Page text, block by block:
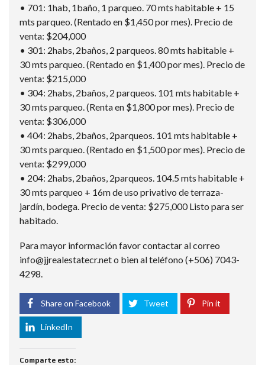
• 701: 1hab, 1baño, 1 parqueo. 70 mts habitable + 15
mts parqueo. (Rentado en $1,450 por mes). Precio de
venta: $204,000
• 301: 2habs, 2baños, 2 parqueos. 80 mts habitable +
30 mts parqueo. (Rentado en $1,400 por mes). Precio de
venta: $215,000
• 304: 2habs, 2baños, 2 parqueos. 101 mts habitable +
30 mts parqueo. (Renta en $1,800 por mes). Precio de
venta: $306,000
• 404: 2habs, 2baños, 2parqueos. 101 mts habitable +
30 mts parqueo. (Rentado en $1,500 por mes). Precio de
venta: $299,000
• 204: 2habs, 2baños, 2parqueos. 104.5 mts habitable +
30 mts parqueo + 16m de uso privativo de terraza-
jardín, bodega. Precio de venta: $275,000 Listo para ser
habitado.
Para mayor información favor contactar al correo
info@jjrealestatecr.net o bien al teléfono (+506) 7043-
4298.
Share on Facebook Tweet Pin it
LinkedIn
Comparte esto: